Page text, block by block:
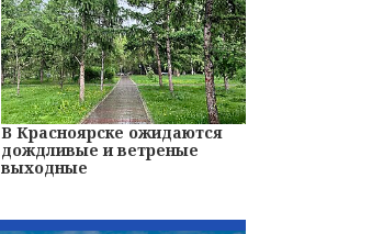
В Красноярске ожидаются
дождливые и ветреные
выходные